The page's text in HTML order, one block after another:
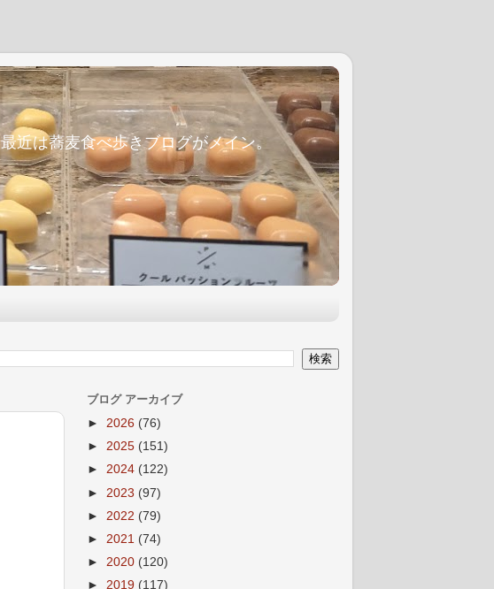
近は蕎麦食べ歩きブログがメイン。
ブログ アーカイブ
► 2026 (76)
► 2025 (151)
► 2024 (122)
► 2023 (97)
► 2022 (79)
► 2021 (74)
► 2020 (120)
► 2019 (117)